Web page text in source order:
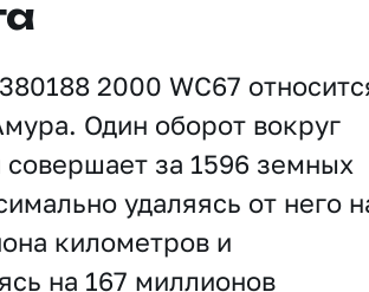
2000 WC67
Один оборот вокруг
за 1596 земных
удаляясь от него
километров и
на 167 миллионов